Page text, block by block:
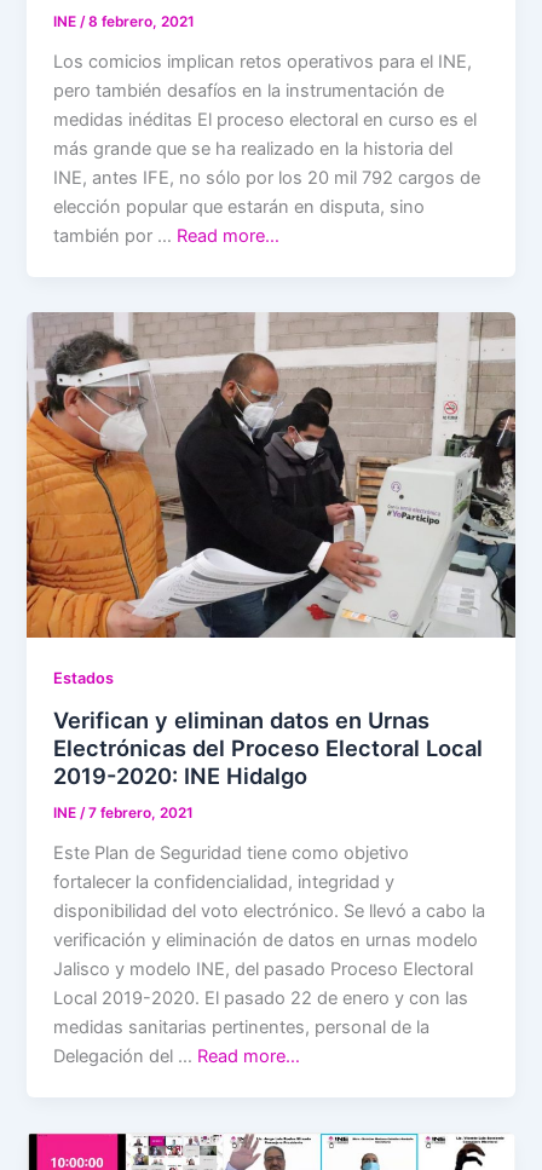
INE/8 febrero, 2021
Los comicios implican retos operativos para el INE,
pero también desafíos en la instrumentación de
medidas inéditas El proceso electoral en curso es el
más grande que se ha realizado en la historia del
INE, antes IFE, no sólo por los 20 mil 792 cargos de
elección popular que estarán en disputa, sino
también por … Read more…
Estados
Verifican y eliminan datos en Urnas
Electrónicas del Proceso Electoral Local
2019-2020: INE Hidalgo
INE/7 febrero, 2021
Este Plan de Seguridad tiene como objetivo
fortalecer la confidencialidad, integridad y
disponibilidad del voto electrónico. Se llevó a cabo la
verificación y eliminación de datos en urnas modelo
Jalisco y modelo INE, del pasado Proceso Electoral
Local 2019-2020. El pasado 22 de enero y con las
medidas sanitarias pertinentes, personal de la
Delegación del … Read more…